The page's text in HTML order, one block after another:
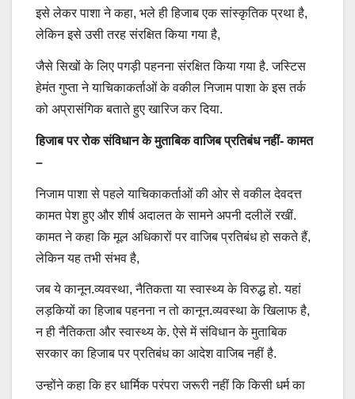
इसे लेकर पाशा ने कहा, भले ही हिजाब एक सांस्कृतिक प्रथा है,
लेकिन इसे उसी तरह संरक्षित किया गया है,
जैसे सिखों के लिए पगड़ी पहनना संरक्षित किया गया है. जस्टिस
हेमंत गुप्ता ने याचिकाकर्ताओं के वकील निजाम पाशा के इस तर्क
को अप्रासंगिक बताते हुए खारिज कर दिया.
हिजाब पर रोक संविधान के मुताबिक वाजिब प्रतिबंध नहीं- कामत
–
निजाम पाशा से पहले याचिकाकर्ताओं की ओर से वकील देवदत्त
कामत पेश हुए और शीर्ष अदालत के सामने अपनी दलीलें रखीं.
कामत ने कहा कि मूल अधिकारों पर वाजिब प्रतिबंध हो सकते हैं,
लेकिन यह तभी संभव है,
जब ये कानून.व्यवस्था, नैतिकता या स्वास्थ्य के विरुद्ध हो. यहां
लड़कियों का हिजाब पहनना न तो कानून.व्यवस्था के खिलाफ है,
न ही नैतिकता और स्वास्थ्य के. ऐसे में संविधान के मुताबिक
सरकार का हिजाब पर प्रतिबंध का आदेश वाजिब नहीं है.
उन्होंने कहा कि हर धार्मिक परंपरा जरूरी नहीं कि किसी धर्म का